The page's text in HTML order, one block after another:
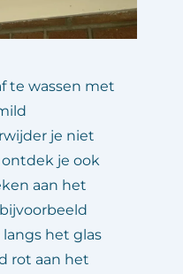
te wassen met
je niet
ontdek je ook
aan het
het glas
rot aan het